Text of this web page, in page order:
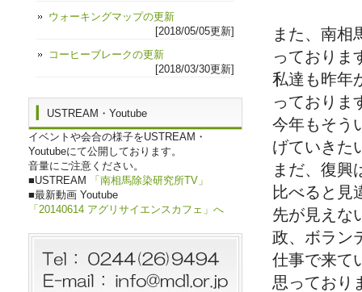
また、南相
っておりま
私達も昨年
っておりま
今年もそう
げていきた
まだ、復興
比べると見
先が見えな
政、ボラン
仕事で来て
思っており
ウォーキングマップの更新
[2018/05/05更新]
コーヒーブレークの更新
[2018/03/30更新]
USTREAM・Youtube
イベントや会合の様子をUSTREAM・
Youtubeにて公開しております。
音量にご注意ください。
■USTREAM
「南相馬除染研究所TV」
■最新動画 Youtube
「20140614 アグリサイエンスカフェ」へ